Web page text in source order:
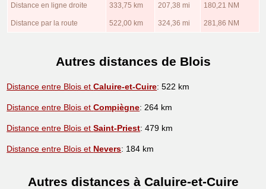
Distance en ligne droite 333,75 km 207,38 mi 180,21 NM
Distance par la route 522,00 km 324,36 mi 281,86 NM
Autres distances de Blois
Distance entre Blois etCaluire-et-Cuire: 522 km
Distance entre Blois etCompiègne: 264 km
Distance entre Blois etSaint-Priest: 479 km
Distance entre Blois et Nevers: 184 km
Autres distances à Caluire-et-Cuire